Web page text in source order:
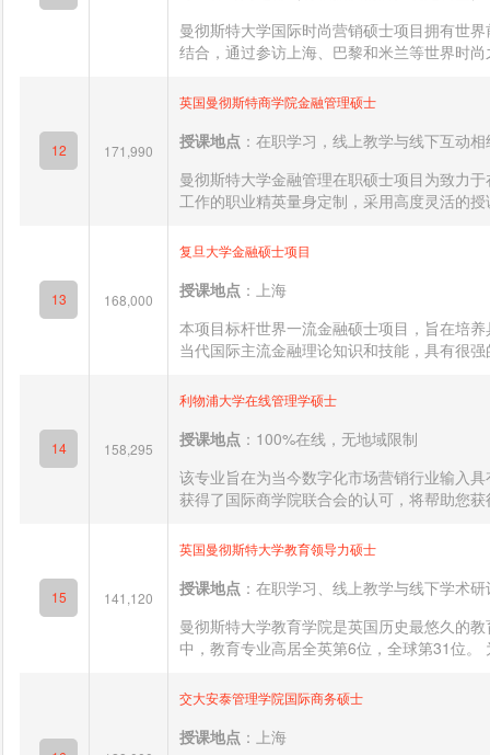
曼彻斯特大学国际时尚营销硕士项目拥有世
结合，通过参访上海、巴黎和米兰等世界时
12 171,990
英国曼彻斯特商学院金融管理硕士
授课地点 ：在职学习，线上教学与线下互动
曼彻斯特大学金融管理在职硕士项目为致力
工作的职业精英量身定制，采用高度灵活的
13 168,000
复旦大学金融硕士项目
授课地点 ：上海
本项目标杆世界一流金融硕士项目，旨在培
当代国际主流金融理论知识和技能，具有很
14 158,295
利物浦大学在线管理学硕士
授课地点 ：100%在线，无地域限制
该专业旨在为当今数字化市场营销行业输入
获得了国际商学院联合会的认可，将帮助您
15 141,120
英国曼彻斯特大学教育领导力硕士
授课地点 ：在职学习、线上教学与线下学术
曼彻斯特大学教育学院是英国历史最悠久的
中，教育专业高居全英第6位，全球第31位
交大安泰管理学院国际商务硕士
授课地点 ：上海